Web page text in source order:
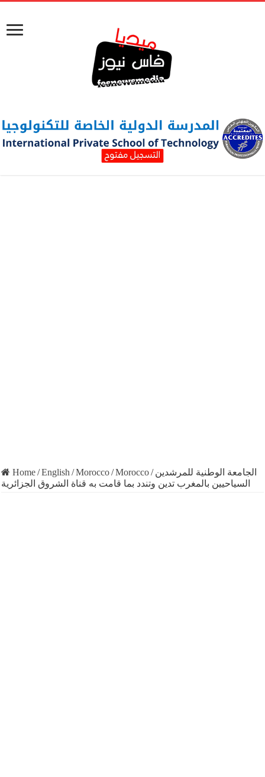
Home/English /Morocco/Morocco/ الجامعة الوطنية للمرشدين
السياحيين بالمغرب تدين وتندد بما قامت به قناة الشروق الجزائرية